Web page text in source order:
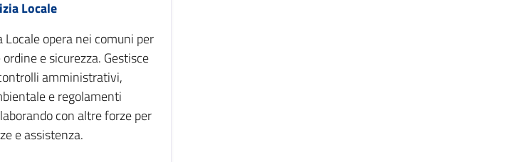
Locale
Locale opera nei comuni per
e sicurezza. Gestisce
amministrativi,
e regolamenti
con altre forze per
e assistenza.